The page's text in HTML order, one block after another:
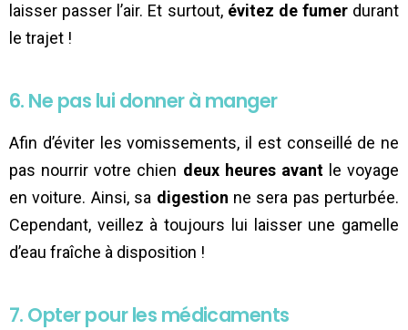
laisser passer l’air. Et surtout, évitez de fumerdurant
le trajet !
6. Ne pas lui donner à manger
Afin d’éviter les vomissements, il est conseillé de ne
pas nourrir votre chien deux heures avantle voyage
en voiture. Ainsi, sa digestion ne sera pas perturbée.
Cependant, veillez à toujours lui laisser une gamelle
d’eau fraîche à disposition !
7. Opter pour les médicaments